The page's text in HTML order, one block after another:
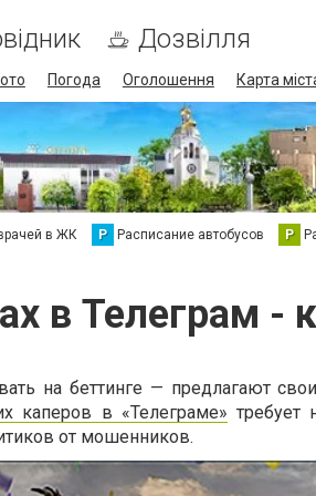
Дозвілля
Погода Оголошення Карта
в ЖК Р Расписание автобусов Р
в Телеграм -
на беттинге — предлагают
каперов в «Телеграме» требует
от мошенников.